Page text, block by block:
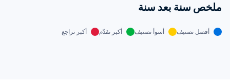
ملخص سنة بعد سنة
أفضل تصنيف أسوأ تصنيف أكبر تقدّم أكبر تراجع